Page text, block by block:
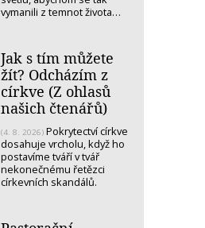
vymanili z temnot života…
Jak s tím můžete
žít? Odcházím z
církve (Z ohlasů
našich čtenářů)
(4. 8. 2026) Pokrytectví církve
dosahuje vrcholu, když ho
postavíme tváří v tvář
nekonečnému řetězci
církevních skandálů.